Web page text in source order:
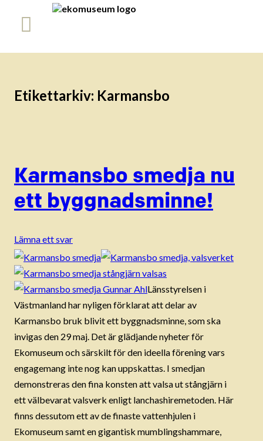
Etikettarkiv: Karmansbo
Karmansbo smedja nu
ett byggnadsminne!
Lämna ett svar
Länsstyrelsen i
Västmanland har nyligen förklarat att delar av
Karmansbo bruk blivit ett byggnadsminne, som ska
invigas den 29 maj. Det är glädjande nyheter för
Ekomuseum och särskilt för den ideella förening vars
engagemang inte nog kan uppskattas. I smedjan
demonstreras den fina konsten att valsa ut stångjärn i
ett välbevarat valsverk enligt lanchashiremetoden. Här
finns dessutom ett av de finaste vattenhjulen i
Ekomuseum samt en gigantisk mumblingshammare,